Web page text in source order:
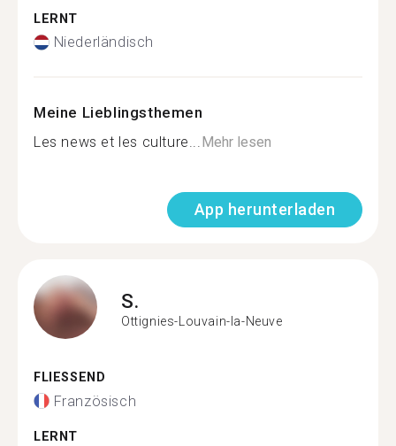
LERNT
Niederländisch
Meine Lieblingsthemen
Les news et les culture...Mehr lesen
App herunterladen
S.
Ottignies-Louvain-la-Neuve
FLIESSEND
Französisch
LERNT